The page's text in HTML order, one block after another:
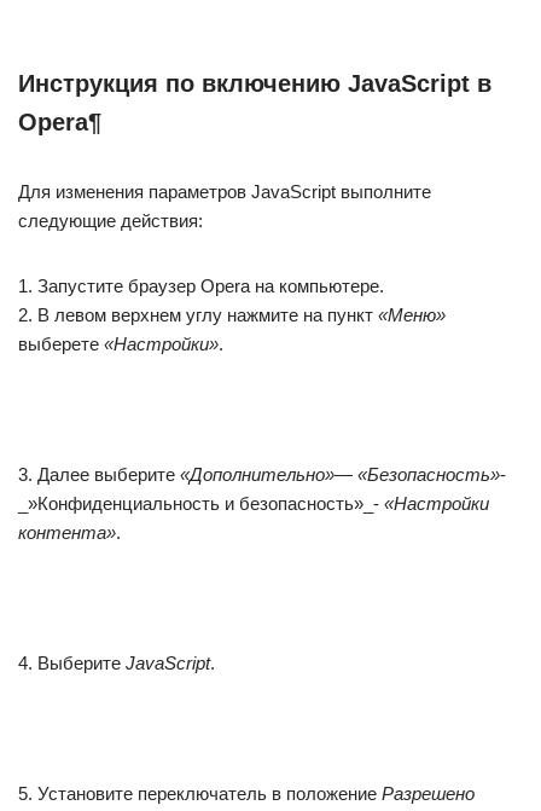
Инструкция по включению JavaScript в
Opera¶
Для изменения параметров JavaScript выполните
следующие действия:
1. Запустите браузер Opera на компьютере.
2. В левом верхнем углу нажмите на пункт «Меню»
выберете «Настройки».
3. Далее выберите «Дополнительно»— «Безопасность»-
_»Конфиденциальность и безопасность»_- «Настройки
контента».
4. Выберите JavaScript.
5. Установите переключатель в положение Разрешено